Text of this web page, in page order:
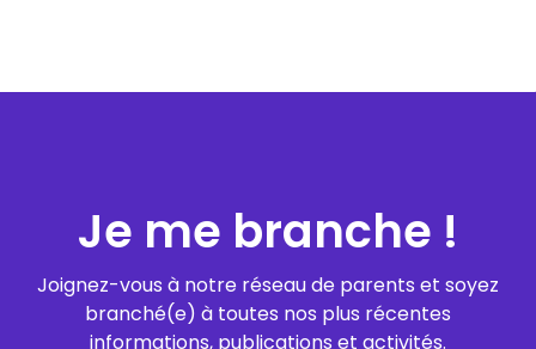
Je me branche !
Joignez-vous à notre réseau de parents et soyez
branché(e) à toutes nos plus récentes
informations, publications et activités.